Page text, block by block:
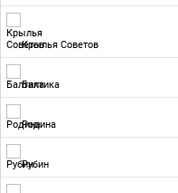
Крылья Советов
Балтика
Родина
Рубин